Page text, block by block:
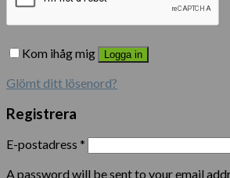
Kom ihåg mig Logga in
Glömt ditt lösenord?
Registrera
E-postadress *
A password will be sent to your email